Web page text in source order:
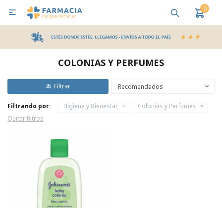
0

COLONIAS Y PERFUMES
Recomendados
Filtrando por: Higiene y Bienestar
Colonias y Perfumes
Quitar filtros
MI CUENTA
Bebes y Maternidad Salud
Pañales y Toallitas
Lactancia y Nutrición
Higiene y Bienestar